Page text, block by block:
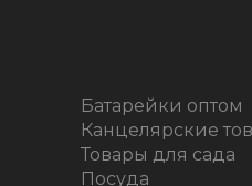
Батарейки оптом
Канцелярские
Товары для сада
Посуда